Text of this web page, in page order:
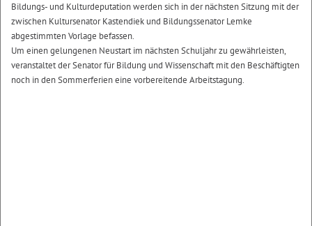
Bildungs- und Kulturdeputation werden sich in der nächsten Sitzung mit der
zwischen Kultursenator Kastendiek und Bildungssenator Lemke
abgestimmten Vorlage befassen.
Um einen gelungenen Neustart im nächsten Schuljahr zu gewährleisten,
veranstaltet der Senator für Bildung und Wissenschaft mit den Beschäftigten
noch in den Sommerferien eine vorbereitende Arbeitstagung.